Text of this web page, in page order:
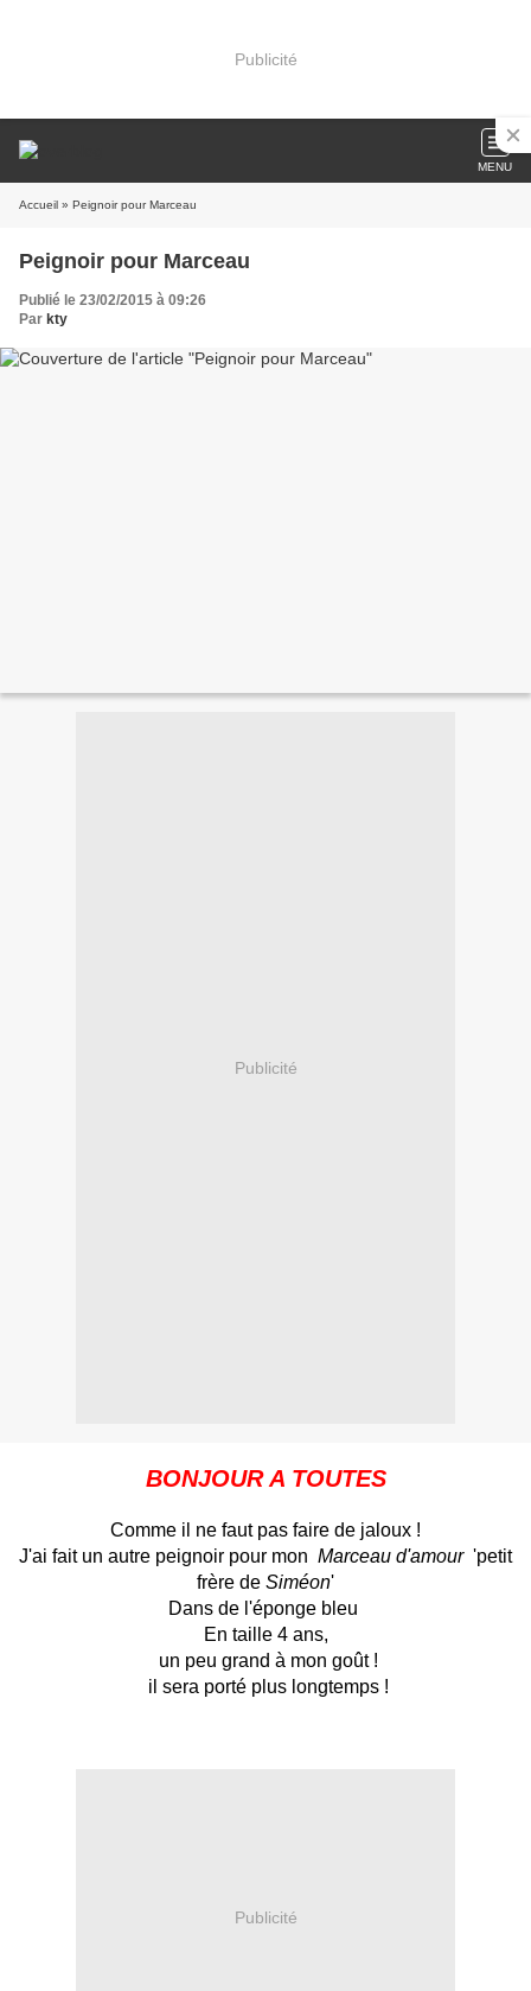
Publicité
MENU
Accueil » Peignoir pour Marceau
Peignoir pour Marceau
Publié le 23/02/2015 à 09:26
Par kty
Publicité
BONJOUR A TOUTES
Comme il ne faut pas faire de jaloux !
J'ai fait un autre peignoir pour mon Marceau d'amour'petit
frère de Siméon'
Dans de l'éponge bleu
En taille 4 ans,
un peu grand à mon goût !
il sera porté plus longtemps !
Publicité